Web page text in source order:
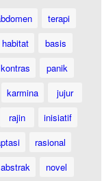
terapi
habitat
basis
kontras
panik
karmina
jujur
rajin
inisiatif
rasional
abstrak
novel